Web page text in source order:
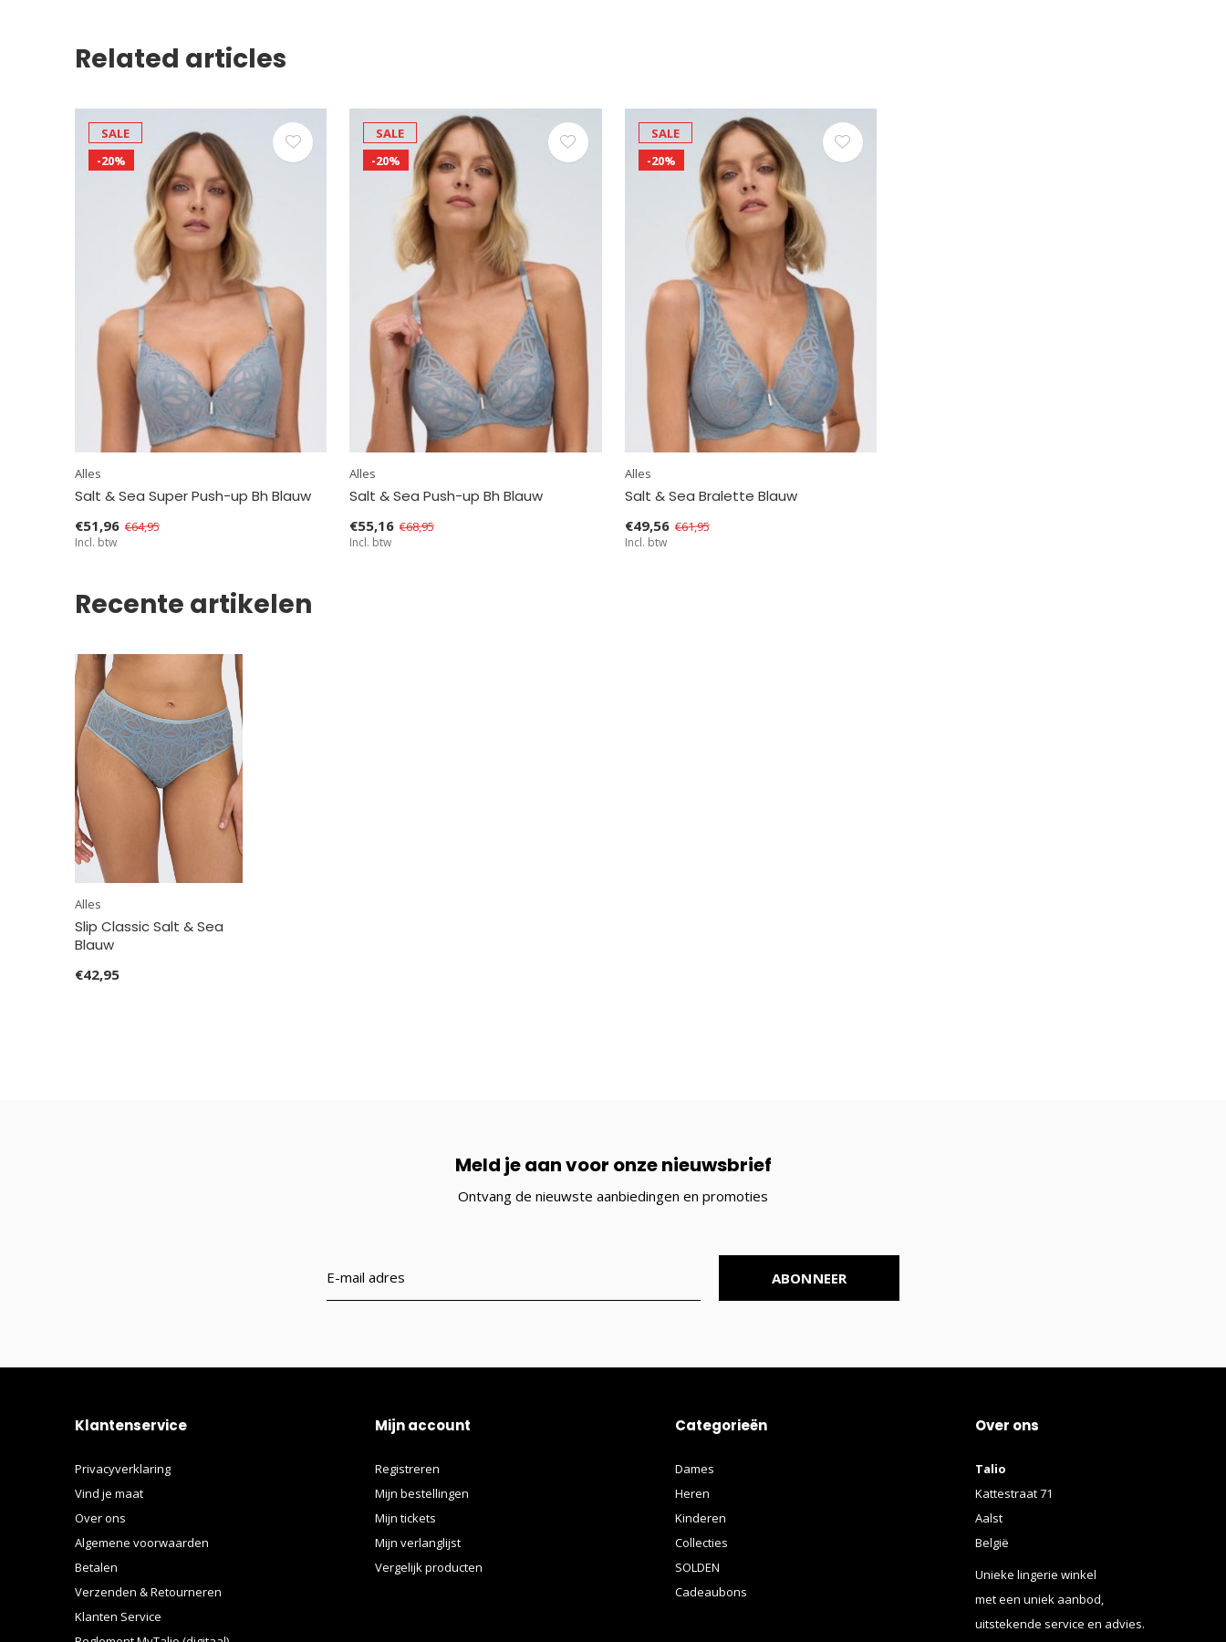
Related articles
SALE
-20%
Alles
Salt & Sea Super Push-up Bh Blauw
€51,96 €64,95
Incl. btw
SALE
-20%
Alles
Salt & Sea Push-up Bh Blauw
€55,16 €68,95
Incl. btw
SALE
-20%
Alles
Salt & Sea Bralette Blauw
€49,56 €61,95
Incl. btw
Recente artikelen
Alles
Slip Classic Salt & Sea
Blauw
€42,95
Meld je aan voor onze nieuwsbrief
Ontvang de nieuwste aanbiedingen en promoties
ABONNEER
Klantenservice
Privacyverklaring
Vind je maat
Over ons
Algemene voorwaarden
Betalen
Verzenden & Retourneren
Klanten Service
Mijn account
Registreren
Mijn bestellingen
Mijn tickets
Mijn verlanglijst
Vergelijk producten
Categorieën
Dames
Heren
Kinderen
Collecties
SOLDEN
Cadeaubons
Over ons
Talio
Kattestraat 71
Aalst
België
Unieke lingerie winkel
met een uniek aanbod,
uitstekende service en advies.